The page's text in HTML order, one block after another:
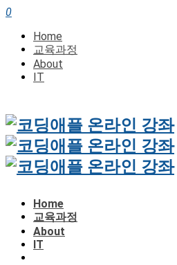
0
Home
교육과정
About
IT
Home
교육과정
About
IT